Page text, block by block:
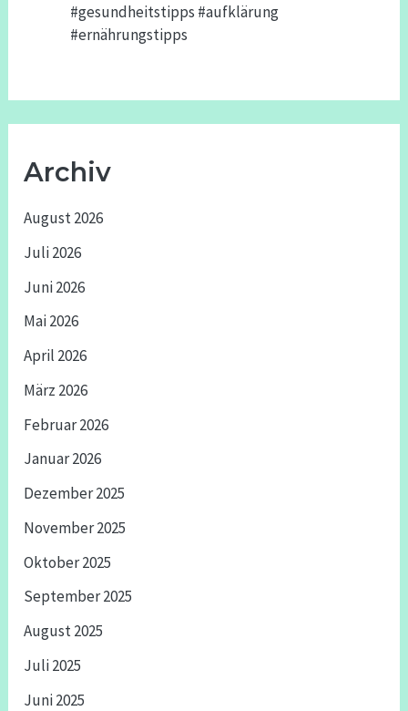
#gesundheitstipps #aufklärung
#ernährungstipps
Archiv
August 2026
Juli 2026
Juni 2026
Mai 2026
April 2026
März 2026
Februar 2026
Januar 2026
Dezember 2025
November 2025
Oktober 2025
September 2025
August 2025
Juli 2025
Juni 2025